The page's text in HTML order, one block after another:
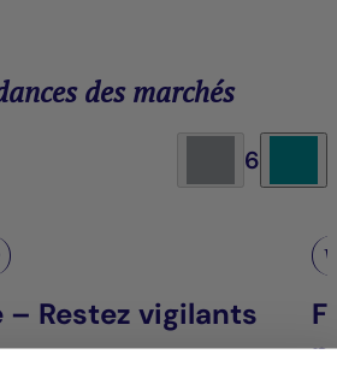
des marchés
6
Restez vigilants